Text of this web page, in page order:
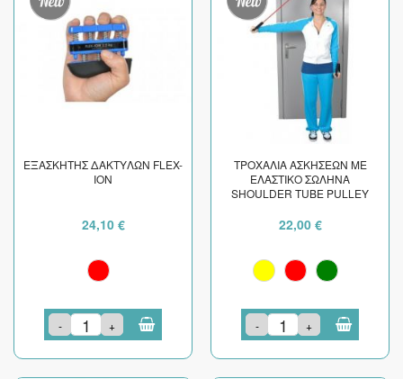
ΕΞΑΣΚΗΤΗΣ ΔΑΚΤΥΛΩΝ FLEX-
ION
24,10 €
- +
ΤΡΟΧΑΛΙΑ ΑΣΚΗΣΕΩΝ ΜΕ
ΕΛΑΣΤΙΚΟ ΣΩΛΗΝΑ
SHOULDER TUBE PULLEY
22,00 €
- +